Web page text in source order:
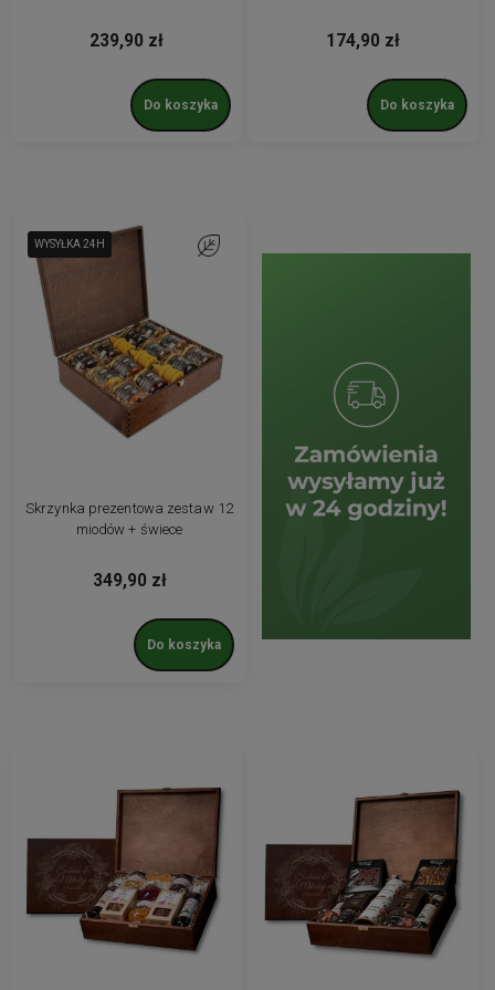
239,90 zł
Do koszyka
174,90 zł
Do koszyka
WYSYŁKA 24H
WYSYŁKA 24H
Skrzynka prezentowa zestaw 12
miodów + świece
349,90 zł
Do koszyka
Do ulubionych